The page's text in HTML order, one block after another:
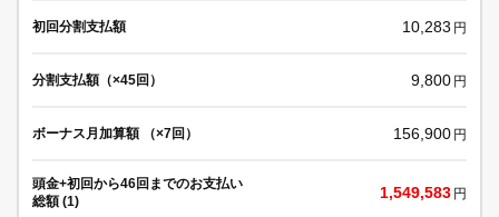
初回分割支払額 10,283 円
分割支払額（×45回） 9,800 円
ボーナス月加算額 （×7回） 156,900 円
頭金+初回から46回までのお支払い
総額 (1)
1,549,583 円